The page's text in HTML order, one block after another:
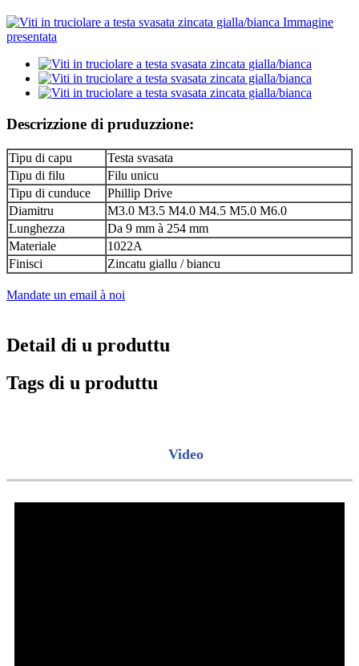
Descrizzione di pruduzzione:
Tipu di capu
Testa svasata
Tipu di filu
Filu unicu
Tipu di cunduce
Phillip Drive
Diamitru
M3.0 M3.5 M4.0 M4.5 M5.0 M6.0
Lunghezza
Da 9 mm à 254 mm
Materiale
1022A
Finisci
Zincatu giallu / biancu
Mandate un email à noi
Detail di u produttu
Tags di u produttu
Video